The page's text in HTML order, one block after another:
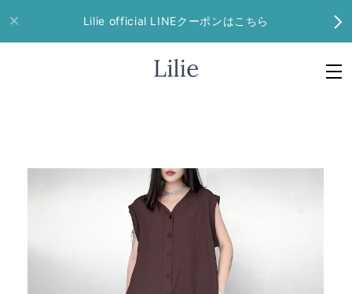
Lilie official LINEクーポンはこちら